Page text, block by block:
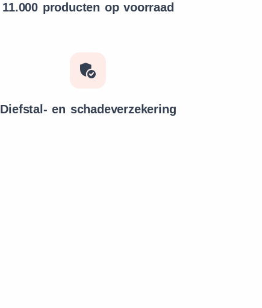
11.000 producten op voorraad
Diefstal- en schadeverzekering